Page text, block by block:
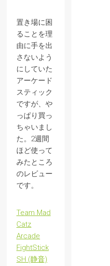
置き場に困
ることを理
由に手を出
さないよう
にしていた
アーケード
スティック
ですが、や
っぱり買っ
ちゃいまし
た。2週間
ほど使って
みたところ
のレビュー
です。
Team Mad
Catz
Arcade
FightStick
SH (静音)